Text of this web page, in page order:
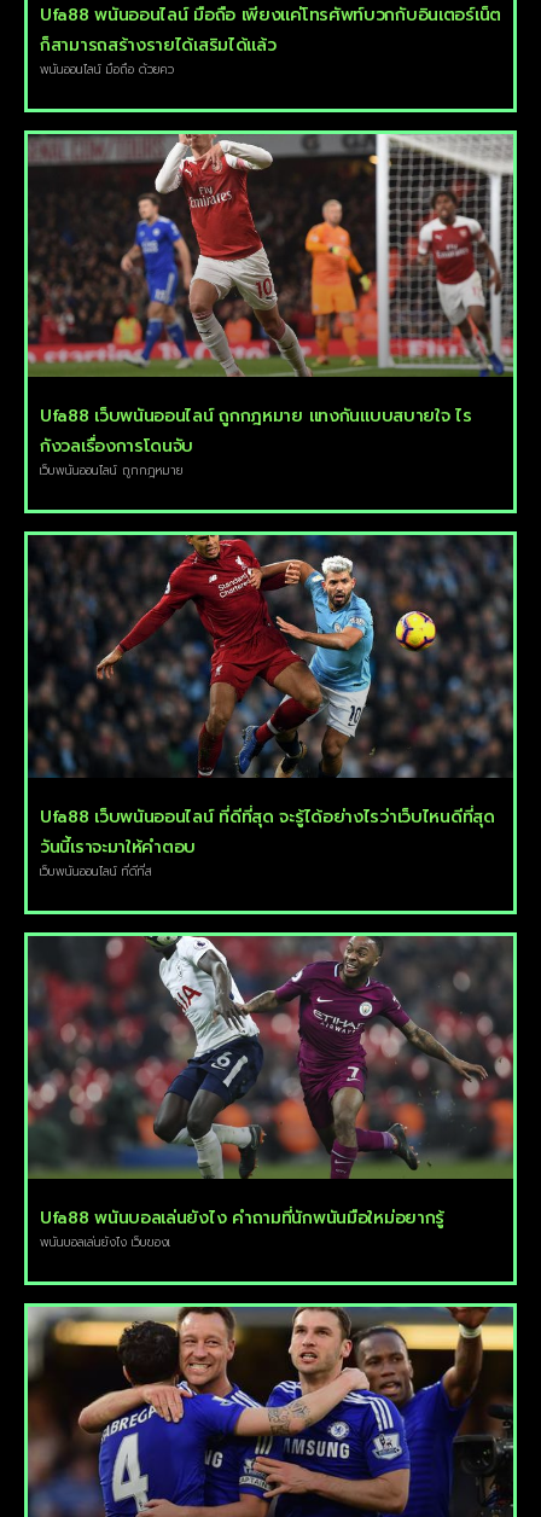
Ufa88 พนันออนไลน์ มือถือ เพียงแค่โทรศัพท์บวกกับอินเตอร์เน็ต
ก็สามารถสร้างรายได้เสริมได้แล้ว
พนันออนไลน์ มือถือ ด้วยคว
Ufa88 เว็บพนันออนไลน์ ถูกกฎหมาย แทงกันแบบสบายใจ ไร
กังวลเรื่องการโดนจับ
เว็บพนันออนไลน์ ถูกกฎหมาย
Ufa88 เว็บพนันออนไลน์ ที่ดีที่สุด จะรู้ได้อย่างไรว่าเว็บไหนดีที่สุด
วันนี้เราจะมาให้คำตอบ
เว็บพนันออนไลน์ ที่ดีที่ส
Ufa88 พนันบอลเล่นยังไง คำถามที่นักพนันมือใหม่อยากรู้
พนันบอลเล่นยังไง เว็บของเ